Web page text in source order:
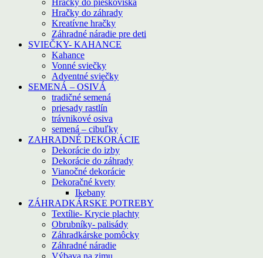
Hračky do pieskoviska
Hračky do záhrady
Kreatívne hračky
Záhradné náradie pre deti
SVIEČKY- KAHANCE
Kahance
Vonné sviečky
Adventné sviečky
SEMENÁ – OSIVÁ
tradičné semená
priesady rastlín
trávnikové osiva
semená – cibuľky
ZAHRADNÉ DEKORÁCIE
Dekorácie do izby
Dekorácie do záhrady
Vianočné dekorácie
Dekoračné kvety
Ikebany
ZÁHRADKÁRSKE POTREBY
Textílie- Krycie plachty
Obrubníky- palisády
Záhradkárske pomôcky
Záhradné náradie
Výbava na zimu